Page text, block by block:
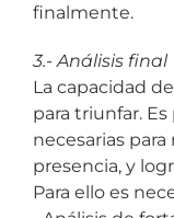
finalmente.
3.- Análisis final
La capacidad
para triunfar.
necesarias
presencia, y
Para ello es